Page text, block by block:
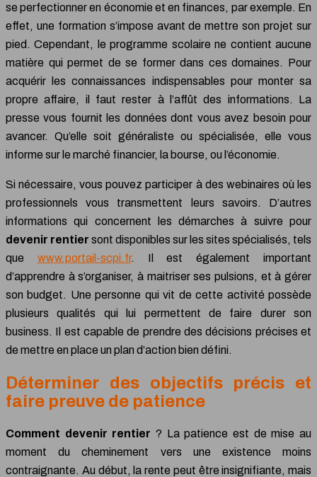
se perfectionner en économie et en finances, par exemple. En
effet, une formation s’impose avant de mettre son projet sur
pied. Cependant, le programme scolaire ne contient aucune
matière qui permet de se former dans ces domaines. Pour
acquérir les connaissances indispensables pour monter sa
propre affaire, il faut rester à l’affût des informations. La
presse vous fournit les données dont vous avez besoin pour
avancer. Qu’elle soit généraliste ou spécialisée, elle vous
informe sur le marché financier, la bourse, ou l’économie.
Si nécessaire, vous pouvez participer à des webinaires où les
professionnels vous transmettent leurs savoirs. D’autres
informations qui concernent les démarches à suivre pour
devenir rentier sont disponibles sur les sites spécialisés, tels
que www.portail-scpi.fr. Il est également important
d’apprendre à s’organiser, à maitriser ses pulsions, et à gérer
son budget. Une personne qui vit de cette activité possède
plusieurs qualités qui lui permettent de faire durer son
business. Il est capable de prendre des décisions précises et
de mettre en place un plan d’action bien défini.
Déterminer des objectifs précis et
faire preuve de patience
Comment devenir rentier ? La patience est de mise au
moment du cheminement vers une existence moins
contraignante. Au début, la rente peut être insignifiante, mais